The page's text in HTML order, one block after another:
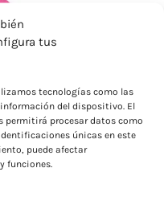
tus
tecnologías como las
del dispositivo. El
permitirá procesar datos como
únicas en este
puede afectar
funciones.
consultar